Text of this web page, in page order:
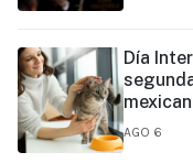
Día
prioriza
AGO 6